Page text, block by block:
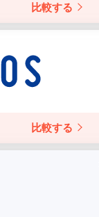
詳細情報
比較する
比較する